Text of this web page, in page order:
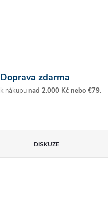
Doprava zdarma
k nákupunad 2.000 Kč nebo €79.
DISKUZE